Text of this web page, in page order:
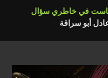
في خاطري سؤال
أبو سراقة